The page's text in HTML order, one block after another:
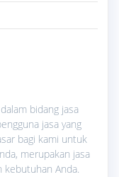
bidang jasa
jasa yang
bagi kami untuk
merupakan jasa
Anda.